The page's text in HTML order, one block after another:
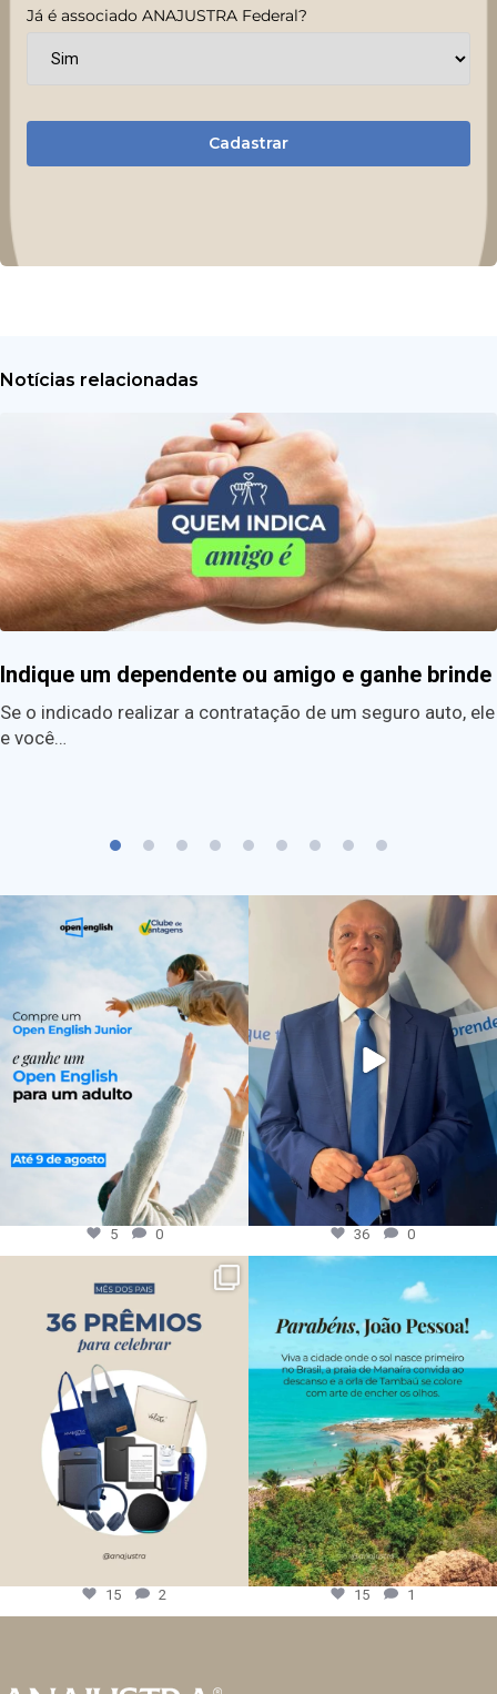
Já é associado ANAJUSTRA Federal?
Cadastrar
Notícias relacionadas
Indique um dependente ou amigo e ganhe brinde
Se o indicado realizar a contratação de um seguro auto, ele
e você…
5 0 36 0
15 2 15 1